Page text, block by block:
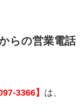
らの営業電話
3366】 は、